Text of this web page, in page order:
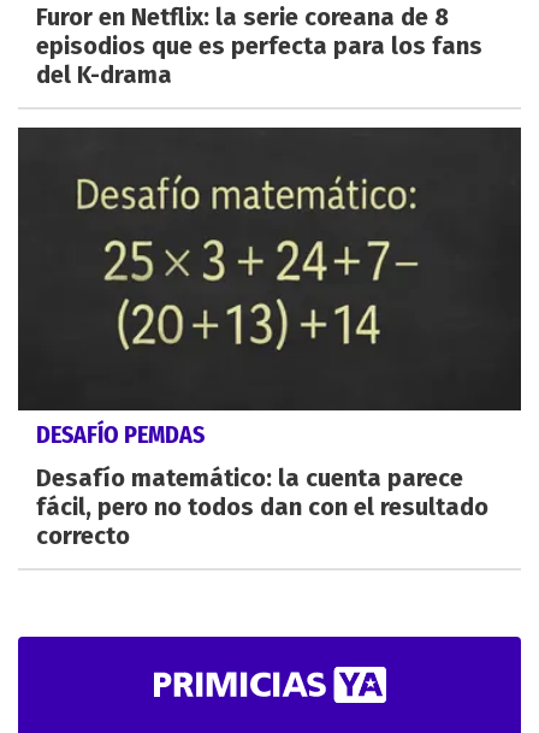
Furor en Netflix: la serie coreana de 8
episodios que es perfecta para los fans
del K-drama
DESAFÍO PEMDAS
Desafío matemático: la cuenta parece
fácil, pero no todos dan con el resultado
correcto